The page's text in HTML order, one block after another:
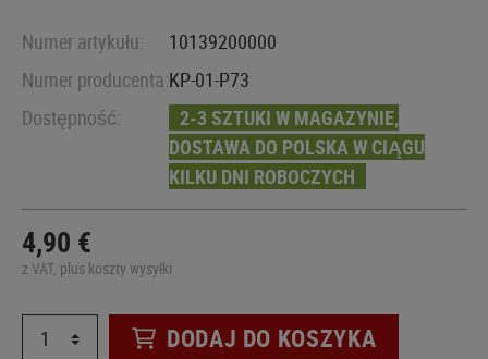
Numer artykułu:
10139200000
Numer producenta:KP-01-P73
Dostępność:
2-3 SZTUKI W MAGAZYNIE,
DOSTAWA DO POLSKA W CIĄGU
KILKU DNI ROBOCZYCH
4,90 €
z VAT, plus koszty wysyłki
DODAJ DO KOSZYKA